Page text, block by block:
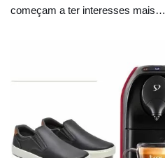
começam a ter interesses mais…